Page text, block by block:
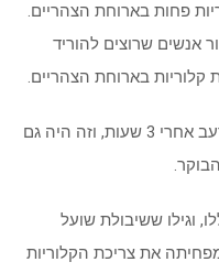
ובצהריים, וצרכו 31% קלוריות פחות בארוחת הצהריים.
אנשים שרוצים להוריד
משתתפים מהקבוצה השנייה הרגישו רעב אחרי 3 שעות, וזה היה גם
וגילו ששיבולת שועל
את צריכת הקלוריות